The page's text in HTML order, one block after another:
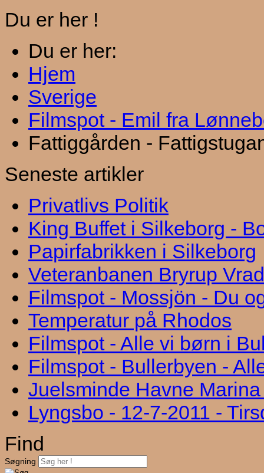
Du er her !
Du er her:
Hjem
Sverige
Filmspot - Emil fra
Fattiggården -
Seneste artikler
Privatlivs Politik
King Buffet i Silkeborg -
Papirfabrikken i Silkeborg
Veteranbanen Bryrup
Filmspot - Mossjön - Du
Temperatur på Rhodos
Filmspot - Alle vi børn i
Filmspot - Bullerbyen -
Juelsminde Havne
Lyngsbo - 12-7-2011 -
Find
Søgning